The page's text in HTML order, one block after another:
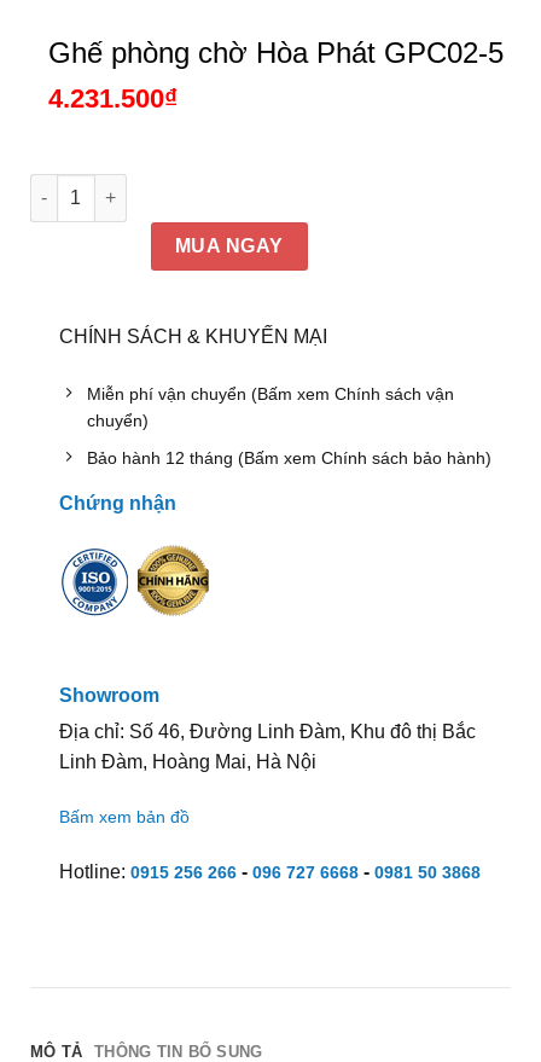
Ghế phòng chờ Hòa Phát GPC02-5
4.231.500₫
Ghế phòng chờ Hòa Phát GPC02-5 số lượng
MUA NGAY
CHÍNH SÁCH & KHUYẾN MẠI
Miễn phí vận chuyển (Bấm xem Chính sách vận
chuyển)
Bảo hành 12 tháng (Bấm xem Chính sách bảo hành)
Chứng nhận
Showroom
Địa chỉ: Số 46, Đường Linh Đàm, Khu đô thị Bắc
Linh Đàm, Hoàng Mai, Hà Nội
Bấm xem bản đồ
Hotline: 0915 256 266- 096 727 6668- 0981 50 3868
MÔ TẢ THÔNG TIN BỔ SUNG